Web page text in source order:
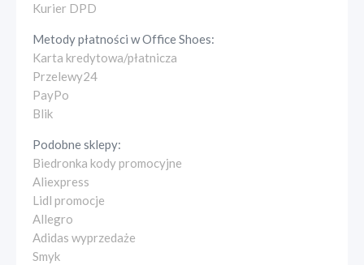
Kurier DPD
Metody płatności wOffice Shoes:
Karta kredytowa/płatnicza
Przelewy24
PayPo
Blik
Podobne sklepy:
Biedronka kody promocyjne
Aliexpress
Lidl promocje
Allegro
Adidas wyprzedaże
Smyk